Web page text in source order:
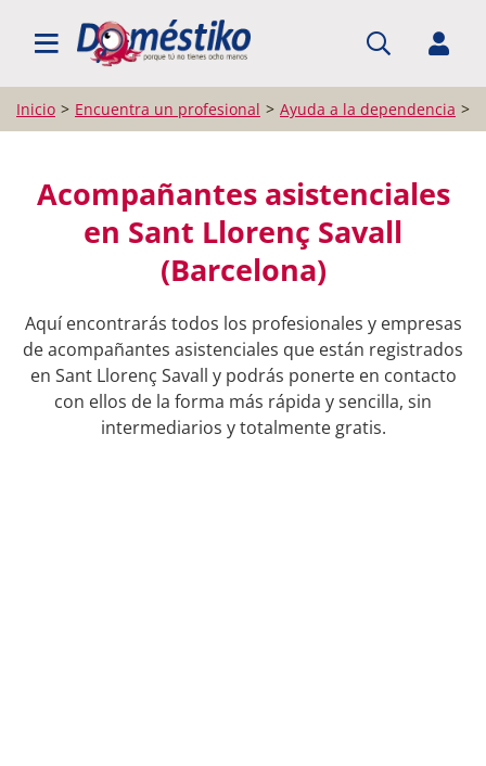
BUSCAR PROFESIONALES
Inicio Encuentra un profesional Ayuda a la dependencia
Acompañantes asistenciales
en Sant Llorenç Savall
(Barcelona)
Aquí encontrarás todos los profesionales y empresas
de acompañantes asistenciales que están registrados
en Sant Llorenç Savall y podrás ponerte en contacto
con ellos de la forma más rápida y sencilla, sin
intermediarios y totalmente gratis.